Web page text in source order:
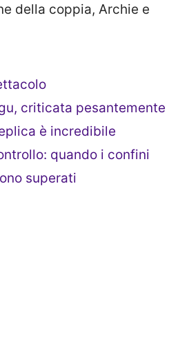
della coppia, Archie e
criticata pesantemente
è incredibile
quando i confini
superati